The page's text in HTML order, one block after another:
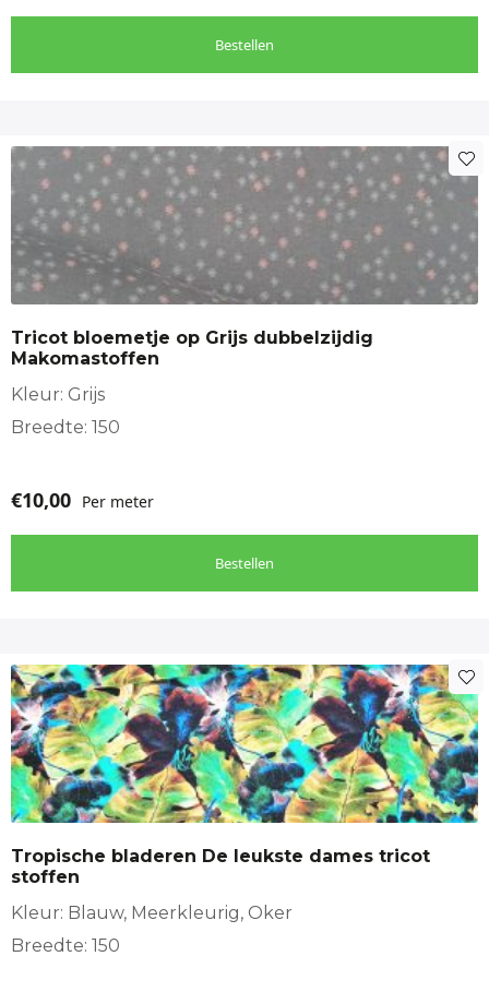
tijdloze mode doe je Bij makomastoffen
Bestellen
Tricot bloemetje op Grijs dubbelzijdig
Makomastoffen
Kleur: Grijs
Breedte: 150
€10,00 Per meter
Bestellen
Tropische bladeren De leukste dames tricot
stoffen
Kleur: Blauw, Meerkleurig, Oker
Breedte: 150